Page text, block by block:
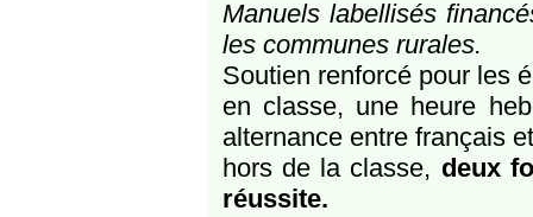
Manuels labellisés
les communes rurales.
Soutien renforcé pour les
en classe, une heure
alternance entre français
hors de la classe, deux
réussite.